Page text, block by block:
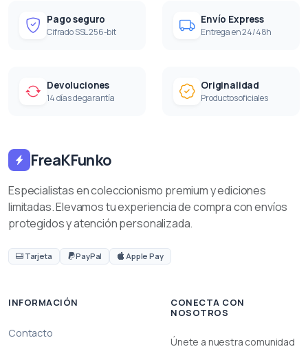
Pago seguro
Cifrado SSL 256-bit
Envío Express
Entrega en 24/48h
Devoluciones
14 días de garantía
Originalidad
Productos oficiales
FreaKFunko
Especialistas en coleccionismo premium y ediciones
limitadas. Elevamos tu experiencia de compra con envíos
protegidos y atención personalizada.
Tarjeta PayPal Apple Pay
INFORMACIÓN
Contacto
CONECTA CON
NOSOTROS
Únete a nuestra comunidad